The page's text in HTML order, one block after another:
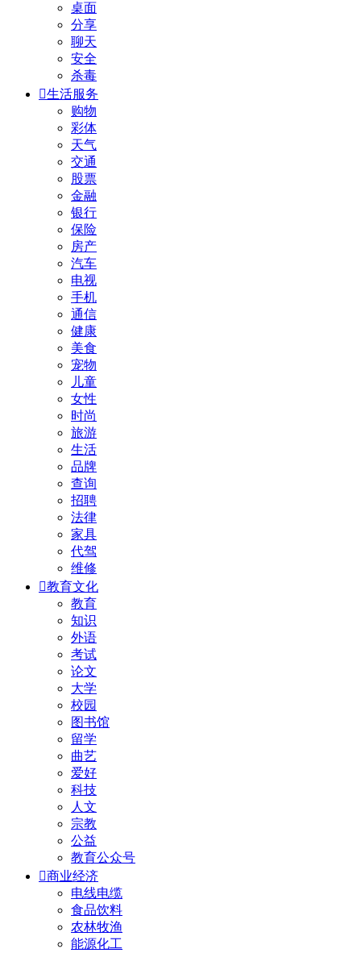
桌面
分享
聊天
安全
杀毒
生活服务
购物
彩体
天气
交通
股票
金融
银行
保险
房产
汽车
电视
手机
通信
健康
美食
宠物
儿童
女性
时尚
旅游
生活
品牌
查询
招聘
法律
家具
代驾
维修
教育文化
教育
知识
外语
考试
论文
大学
校园
图书馆
留学
曲艺
爱好
科技
人文
宗教
公益
教育公众号
商业经济
电线电缆
食品饮料
农林牧渔
能源化工